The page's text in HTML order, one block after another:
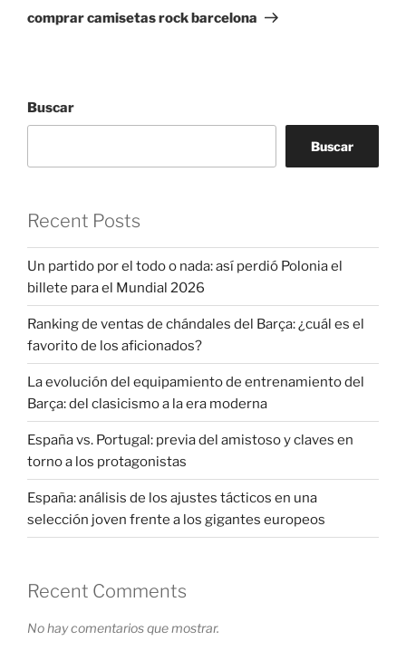
entrada
comprar camisetas rock barcelona
Buscar
Buscar
Recent Posts
Un partido por el todo o nada: así perdió Polonia el
billete para el Mundial 2026
Ranking de ventas de chándales del Barça: ¿cuál es el
favorito de los aficionados?
La evolución del equipamiento de entrenamiento del
Barça: del clasicismo a la era moderna
España vs. Portugal: previa del amistoso y claves en
torno a los protagonistas
España: análisis de los ajustes tácticos en una
selección joven frente a los gigantes europeos
Recent Comments
No hay comentarios que mostrar.